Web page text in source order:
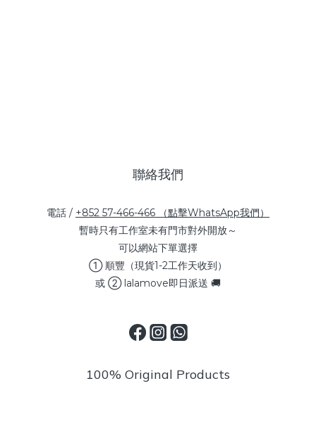
聯絡我們
電話 / +852 57-466-466 （點擊WhatsApp我們）
暫時只有工作室未有門市對外開放～
可以網站下單選擇
① 順豐（現貨1-2工作天收到）
或 ② lalamove即日派送 🚚
100% Original Products